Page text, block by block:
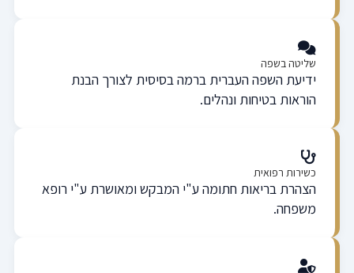
שליטה בשפה
ידיעת השפה העברית ברמה בסיסית לצורך הבנת
הוראות בטיחות ונהלים.
כשירות רפואית
הצהרת בריאות חתומה ע"י המבקש ומאושרת ע"י רופא
משפחה.